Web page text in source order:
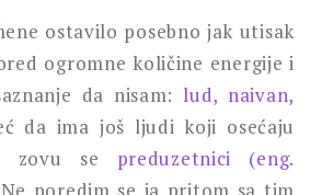
ostavilo posebno jak utisak
ogromne količine energije i
da nisam: lud, naivan,
da ima još ljudi koji osećaju
zovu se preduzetnici (eng.